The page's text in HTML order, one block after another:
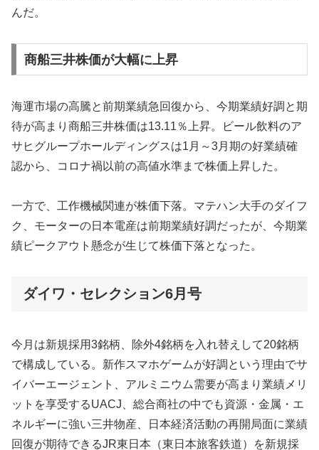
んだ。
商船三井株価が大幅に上昇
海運市場の高騰と前期業績急回復から、今期業績好調と期
待が高まり商船三井株価は13.11％上昇。ビール飲料のア
サヒグループホールディングスは1月～3月期の好業績確
認から、コロナ禍以前の高値水準まで株価上昇した。
一方で、工作機械関連が株価下落。マテハン大手のダイフ
ク、モーターの日本電産は前期業績好調だったが、今期業
績ピークアウト懸念が生じて株価下落となった。
ダイワ・セレクション6月号
今月は新規採用3銘柄、除外4銘柄を入れ替えして20銘柄
で構成している。新作スマホゲームが好調という理由でサ
イバーエージェント、アルミニウム需要が高まり業績メリ
ットを享受するUACJ、総合商社の中でも資源・金属・エ
ネルギーに強い三井物産、日本経済活動の再開局面に業績
回復が期待できるJR東日本（東日本旅客鉄道）を新規採